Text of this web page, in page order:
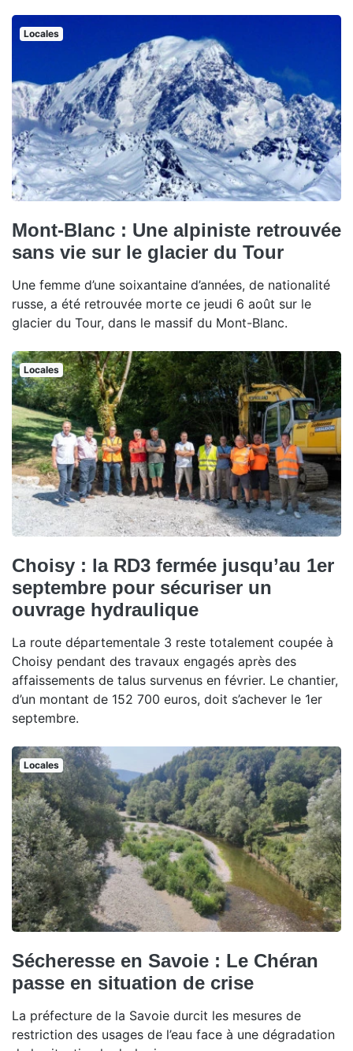
Locales
Mont-Blanc : Une alpiniste retrouvée
sans vie sur le glacier du Tour
Une femme d’une soixantaine d’années, de nationalité
russe, a été retrouvée morte ce jeudi 6 août sur le
glacier du Tour, dans le massif du Mont-Blanc.
Locales
Choisy : la RD3 fermée jusqu’au 1er
septembre pour sécuriser un
ouvrage hydraulique
La route départementale 3 reste totalement coupée à
Choisy pendant des travaux engagés après des
affaissements de talus survenus en février. Le chantier,
d’un montant de 152 700 euros, doit s’achever le 1er
septembre.
Locales
Sécheresse en Savoie : Le Chéran
passe en situation de crise
La préfecture de la Savoie durcit les mesures de
restriction des usages de l’eau face à une dégradation